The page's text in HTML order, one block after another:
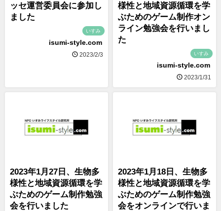
ッセ運営委員会に参加し
ました
いすみ
isumi-style.com
2023/2/3
様性と地域資源循環を学
ぶためのゲーム制作オン
ライン勉強会を行いまし
た
いすみ
isumi-style.com
2023/1/31
2023年1月27日、生物多
様性と地域資源循環を学
ぶためのゲーム制作勉強
会を行いました
2023年1月18日、生物多
様性と地域資源循環を学
ぶためのゲーム制作勉強
会をオンラインで行いま